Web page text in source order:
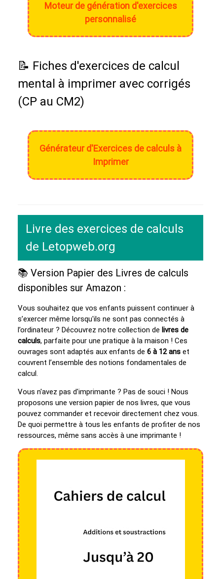
Moteur de génération d'exercices
personnalisé
📝 Fiches d'exercices de calcul
mental à imprimer avec corrigés
(CP au CM2)
Générateur d'Exercices de calculs à
Imprimer
Livre des exercices de calculs
de Letopweb.org
📚 Version Papier des Livres de calculs
disponibles sur Amazon :
Vous souhaitez que vos enfants puissent continuer à
s’exercer même lorsqu'ils ne sont pas connectés à
l’ordinateur ? Découvrez notre collection de livres de
calculs, parfaite pour une pratique à la maison ! Ces
ouvrages sont adaptés aux enfants de 6 à 12 ans et
couvrent l’ensemble des notions fondamentales de
calcul.
Vous n'avez pas d'imprimante ? Pas de souci ! Nous
proposons une version papier de nos livres, que vous
pouvez commander et recevoir directement chez vous.
De quoi permettre à tous les enfants de profiter de nos
ressources, même sans accès à une imprimante !